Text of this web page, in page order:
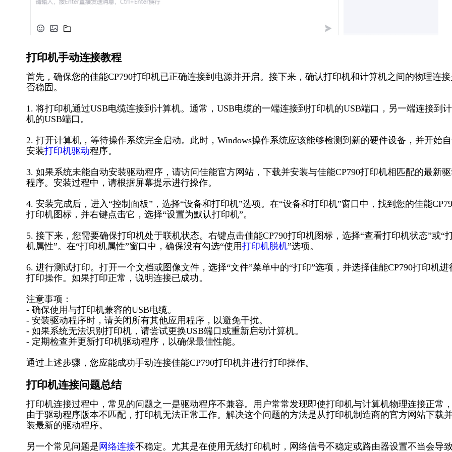
打印机手动连接教程
首先，确保您的佳能CP790打印机已正确连接到电源并开启。接下来，确认打印机和计算机之间的物理连接
否稳固。
1. 将打印机通过USB电缆连接到计算机。通常，USB电缆的一端连接到打印机的USB端口，另一端连接到
机的USB端口。
2. 打开计算机，等待操作系统完全启动。此时，Windows操作系统应该能够检测到新的硬件设备，并开始
安装打印机驱动程序。
3. 如果系统未能自动安装驱动程序，请访问佳能官方网站，下载并安装与佳能CP790打印机相匹配的最新
程序。安装过程中，请根据屏幕提示进行操作。
4. 安装完成后，进入“控制面板”，选择“设备和打印机”选项。在“设备和打印机”窗口中，找到您的佳能
打印机图标，并右键点击它，选择“设置为默认打印机”。
5. 接下来，您需要确保打印机处于联机状态。右键点击佳能CP790打印机图标，选择“查看打印机状态”或“
机属性”。在“打印机属性”窗口中，确保没有勾选“使用打印机脱机”选项。
6. 进行测试打印。打开一个文档或图像文件，选择“文件”菜单中的“打印”选项，并选择佳能CP790打印机进
打印操作。如果打印正常，说明连接已成功。
注意事项：
- 确保使用与打印机兼容的USB电缆。
- 安装驱动程序时，请关闭所有其他应用程序，以避免干扰。
- 如果系统无法识别打印机，请尝试更换USB端口或重新启动计算机。
- 定期检查并更新打印机驱动程序，以确保最佳性能。
通过上述步骤，您应能成功手动连接佳能CP790打印机并进行打印操作。
打印机连接问题总结
打印机连接过程中，常见的问题之一是驱动程序不兼容。用户常常发现即使打印机与计算机物理连接正常
由于驱动程序版本不匹配，打印机无法正常工作。解决这个问题的方法是从打印机制造商的官方网站下载
装最新的驱动程序。
另一个常见问题是 网络连接不稳定。尤其是在使用无线打印机时，网络信号不稳定或路由器设置不当会导